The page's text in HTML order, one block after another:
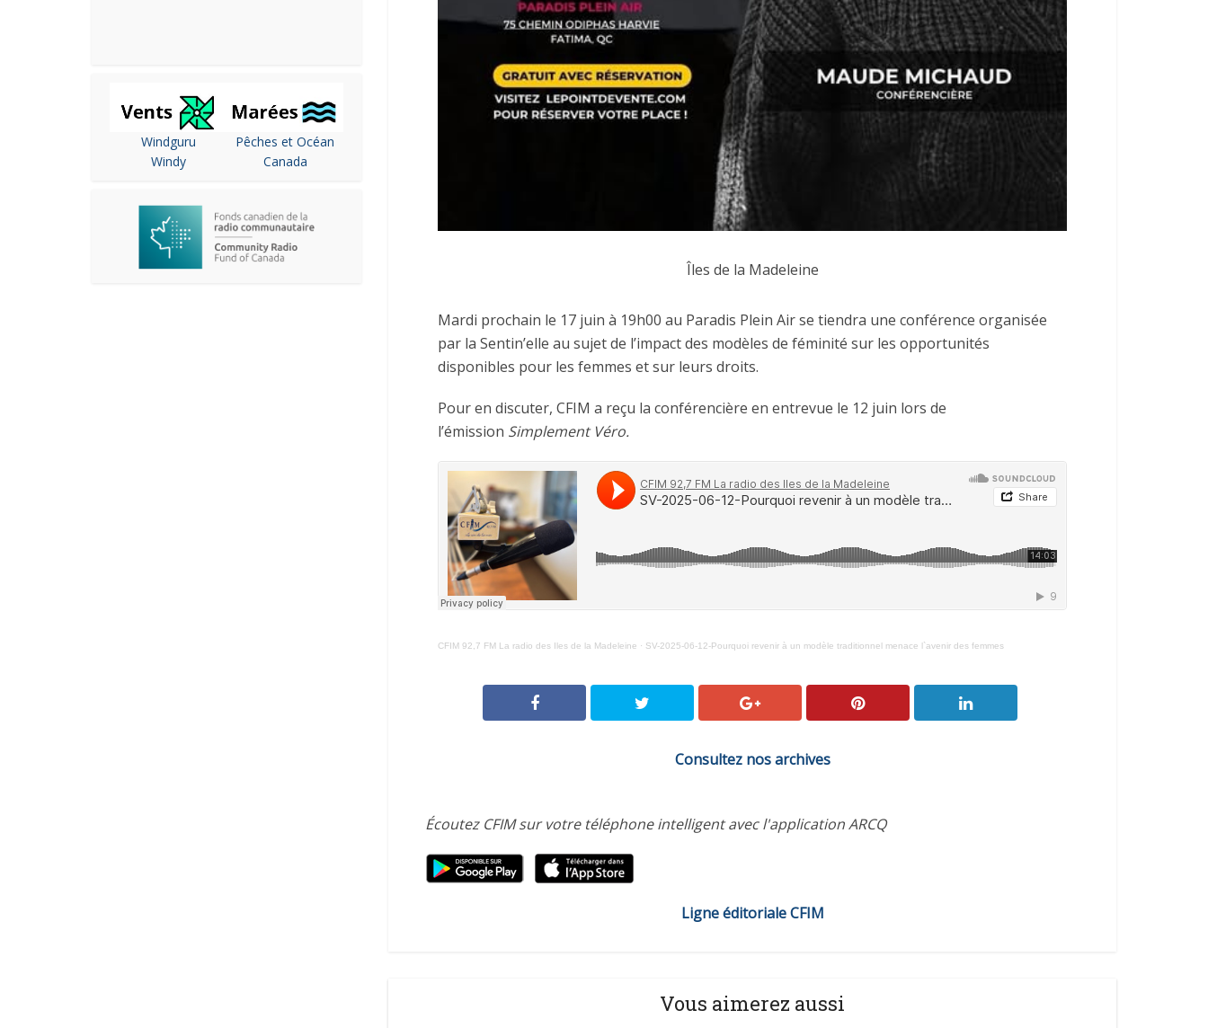
Windguru
Windy
Pêches et Océan
Canada
Îles de la Madeleine
Mardi prochain le 17 juin à 19h00 au Paradis Plein Air se tiendra une conférence organisée
par la Sentin’elle au sujet de l’impact des modèles de féminité sur les opportunités
disponibles pour les femmes et sur leurs droits.
Pour en discuter, CFIM a reçu la conférencière en entrevue le 12 juin lors de
l’émission Simplement Véro.
CFIM 92,7 FM La radio des Iles de la Madeleine · SV-2025-06-12-Pourquoi revenir à un modèle traditionnel menace l`avenir des femmes
Consultez nos archives
Écoutez CFIM sur votre téléphone intelligent avec l'application ARCQ
Ligne éditoriale CFIM
Vous aimerez aussi